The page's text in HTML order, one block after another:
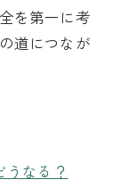
を第一に考
道につなが
なる？